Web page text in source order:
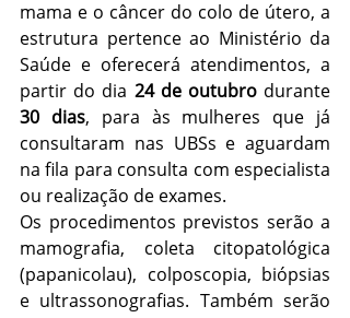
mama e o câncer do colo de útero, a
estrutura pertence ao Ministério da
Saúde e oferecerá atendimentos, a
partir do dia 24 de outubro
30 dias, para às mulheres que já
consultaram nas UBSs e aguardam
na fila para consulta com especialista
ou realização de exames.
Os procedimentos previstos serão a
mamografia, coleta citopatológica
(papanicolau), colposcopia, biópsias
e ultrassonografias. Também serão